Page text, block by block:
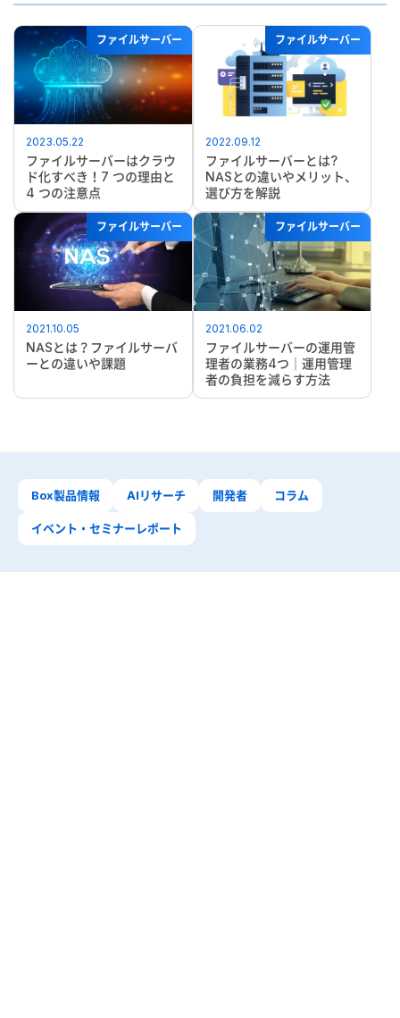
ファイルサーバー
2023.05.22
ファイルサーバーはクラウ
ド化すべき！7 つの理由と
4 つの注意点
ファイルサーバー
2022.09.12
ファイルサーバーとは?
NASとの違いやメリット、
選び方を解説
ファイルサーバー
2021.10.05
NASとは？ファイルサーバ
ーとの違いや課題
ファイルサーバー
2021.06.02
ファイルサーバーの運用管
理者の業務4つ｜運用管理
者の負担を減らす方法
Box製品情報 AIリサーチ 開発者 コラム
イベント・セミナーレポート